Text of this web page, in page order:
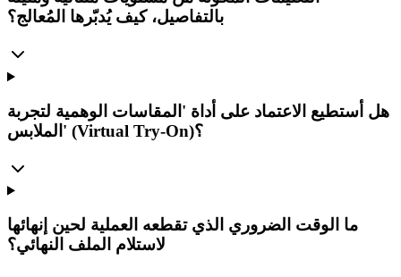
بالتفاصيل، كيف يُدبّرها المُعالج؟
هل أستطيع الاعتماد على أداة 'المقاسات الوهمية لتجربة
الملابس' (Virtual Try-On)؟
ما الوقت الضروري الذي تقطعه العملية لحين إنهائها
لاستلام الملف النهائي؟